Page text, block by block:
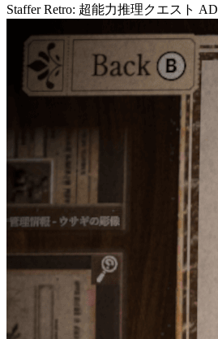
Staffer Retro: 超能力推理クエスト AD